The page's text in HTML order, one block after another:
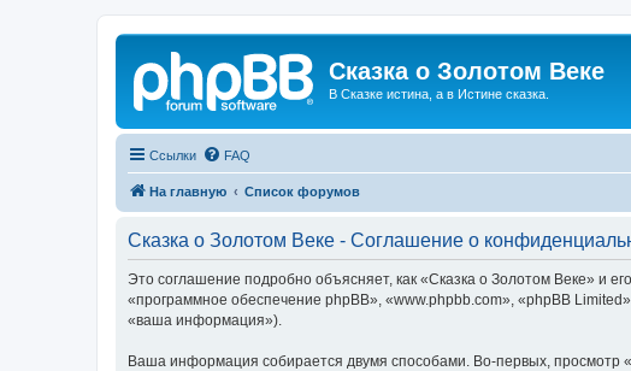
Сказка о Золотом Веке
В Сказке истина, а в Истине сказка.
Ссылки FAQ
На главную Список форумов
Сказка о Золотом Веке - Соглашение о
Это соглашение подробно объясняет, как «Сказка о Золотом Веке» и
«программное обеспечение phpBB», «www.phpbb.com», «phpBB
«ваша информация»).
Ваша информация собирается двумя способами. Во-первых, просмотр